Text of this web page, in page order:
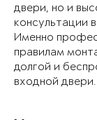
двери, но и
консультации
Именно
правилам
долгой и
входной двери.